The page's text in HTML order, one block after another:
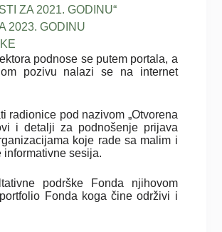
ZA 2021. GODINU“
2023. GODINU
podnose se putem portala, a
pozivu nalazi se na internet
radionice pod nazivom „Otvorena
i detalji za podnošenje prijava
koje rade sa malim i
sesija.
podrške Fonda njihovom
Fonda koga čine održivi i